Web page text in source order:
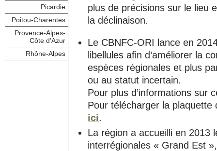
Picardie
Poitou-Charentes
Provence-Alpes-
Côte d’Azur
Rhône-Alpes
plus de précisions sur le lieu
la déclinaison.
Le CBNFC-ORI lance en
libellules afin d’améliorer la
espèces régionales et plus
ou au statut incertain.
Pour plus d’informations sur
Pour télécharger la plaquette
ici.
La région a accueilli en 2013
interrégionales « Grand Est